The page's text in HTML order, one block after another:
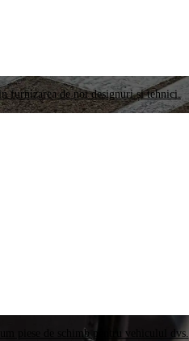
furnizarea de noi designuri și tehnici.
piese de schimb pentru vehiculul dvs.